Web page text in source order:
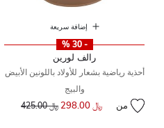
إضافة سريعة
- 30 %
رالف لورين
أحذية رياضية بشعار للأولاد باللونين الأبيض
والبيج
من ﷼ 298.00 سعر مخفض من
﷼ 425.00 إلى